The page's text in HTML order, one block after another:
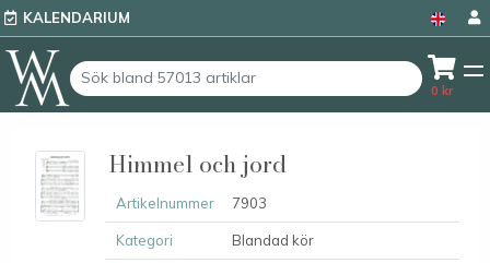
KALENDARIUM
0 kr
Himmel och jord
Artikelnummer 7903
Kategori Blandad kör